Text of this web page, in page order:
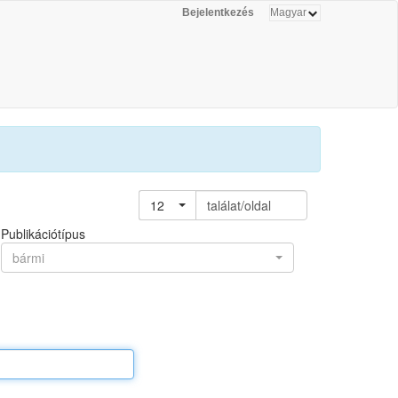
Bejelentkezés
12
találat/oldal
Publikációtípus
bármi